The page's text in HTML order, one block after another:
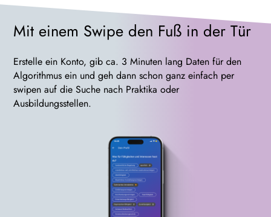
Mit einem Swipe den Fuß in der Tür
Erstelle ein Konto, gib ca. 3 Minuten lang Daten für den
Algorithmus ein und geh dann schon ganz einfach per
swipen auf die Suche nach Praktika oder
Ausbildungsstellen.